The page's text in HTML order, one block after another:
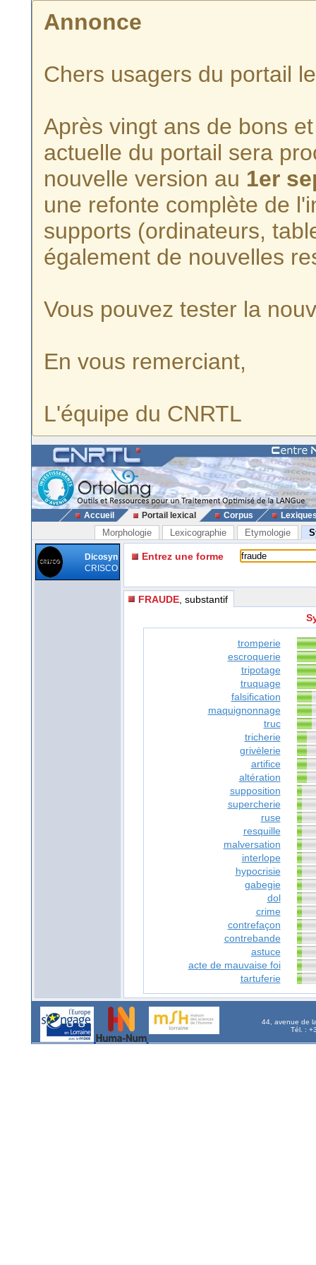
Annonce
Chers usagers du portail
Après vingt ans de bons
actuelle du portail sera
nouvelle version au 1er
une refonte complète de
supports (ordinateurs,
également de nouvelles
Vous pouvez tester la
En vous remerciant,
L'équipe du CNRTL
Accueil Portail lexical Corpus
Morphologie Lexicographie Etymologie
Dicosyn
CRISCO
Entrez une forme
FRAUDE , substantif
tromperie
escroquerie
tripotage
truquage
falsification
maquignonnage
truc
tricherie
grivèlerie
artifice
altération
supposition
supercherie
ruse
resquille
malversation
interlope
hypocrisie
gabegie
dol
crime
contrefaçon
contrebande
astuce
acte de mauvaise foi
tartuferie
44, avenue de
Tél. :